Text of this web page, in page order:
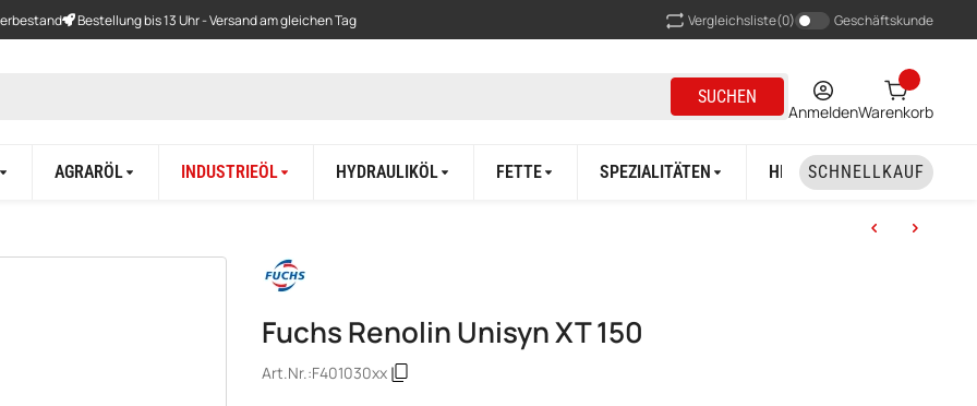
Bestellung bis 13 Uhr - Versand am gleichen Tag Vergleichsliste(0) Geschäftskunde
SUCHEN
AnmeldenWarenkorb
AGRARÖL INDUSTRIEÖL HYDRAULIKÖL FETTE SPEZIALITÄTEN HERSTELLER
SCHNELLKAUF
Fuchs Renolin Unisyn XT 150
Art.Nr.:F401030xx